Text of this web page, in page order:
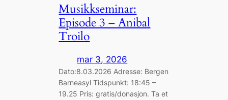
Musikkseminar:
Episode 3 – Anibal
Troilo
mar 3, 2026
Dato:8.03.2026 Adresse: Bergen
Barneasyl Tidspunkt: 18:45 –
19.25 Pris: gratis/donasjon. Ta et